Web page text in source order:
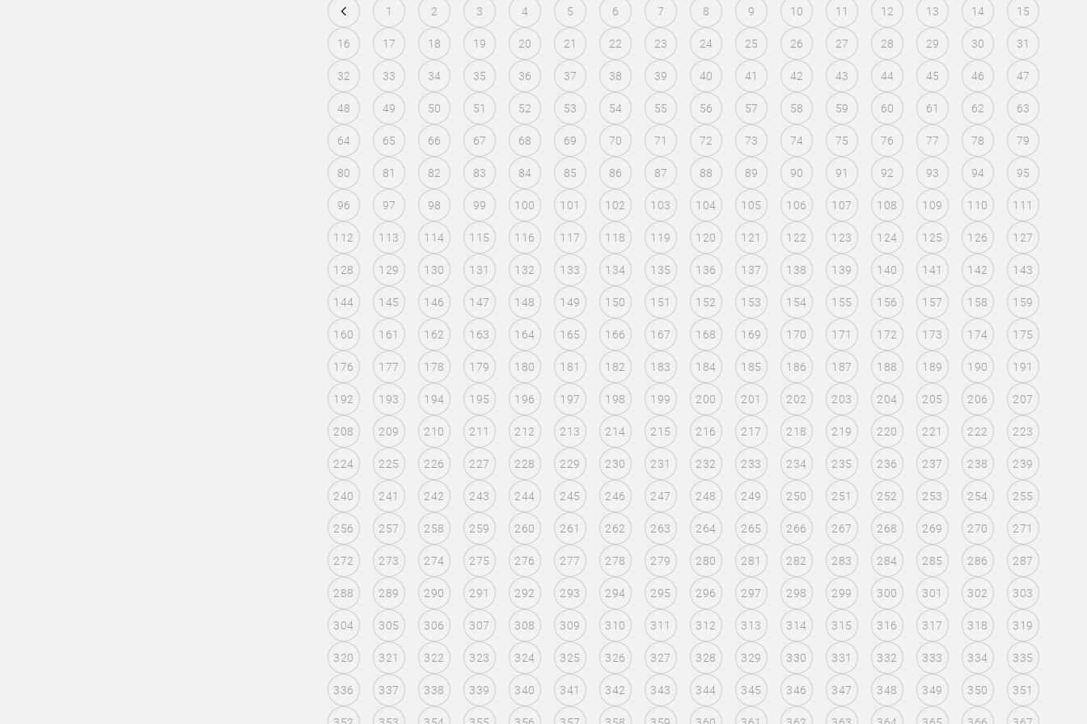
1 2 3 4 5 6 7 8 9 10 11 12 13 14 15
16 17 18 19 20 21 22 23 24 25 26 27 28 29 30 31
32 33 34 35 36 37 38 39 40 41 42 43 44 45 46 47
48 49 50 51 52 53 54 55 56 57 58 59 60 61 62 63
64 65 66 67 68 69 70 71 72 73 74 75 76 77 78 79
80 81 82 83 84 85 86 87 88 89 90 91 92 93 94 95
96 97 98 99 100 101 102 103 104 105 106 107 108 109 110 111
112 113 114 115 116 117 118 119 120 121 122 123 124 125 126 127
128 129 130 131 132 133 134 135 136 137 138 139 140 141 142 143
144 145 146 147 148 149 150 151 152 153 154 155 156 157 158 159
160 161 162 163 164 165 166 167 168 169 170 171 172 173 174 175
176 177 178 179 180 181 182 183 184 185 186 187 188 189 190 191
192 193 194 195 196 197 198 199 200 201 202 203 204 205 206 207
208 209 210 211 212 213 214 215 216 217 218 219 220 221 222 223
224 225 226 227 228 229 230 231 232 233 234 235 236 237 238 239
240 241 242 243 244 245 246 247 248 249 250 251 252 253 254 255
256 257 258 259 260 261 262 263 264 265 266 267 268 269 270 271
272 273 274 275 276 277 278 279 280 281 282 283 284 285 286 287
288 289 290 291 292 293 294 295 296 297 298 299 300 301 302 303
304 305 306 307 308 309 310 311 312 313 314 315 316 317 318 319
320 321 322 323 324 325 326 327 328 329 330 331 332 333 334 335
336 337 338 339 340 341 342 343 344 345 346 347 348 349 350 351